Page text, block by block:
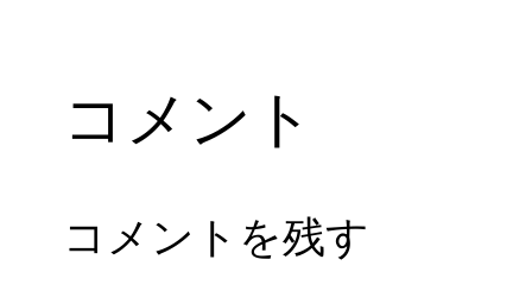
コメント
コメントを残す